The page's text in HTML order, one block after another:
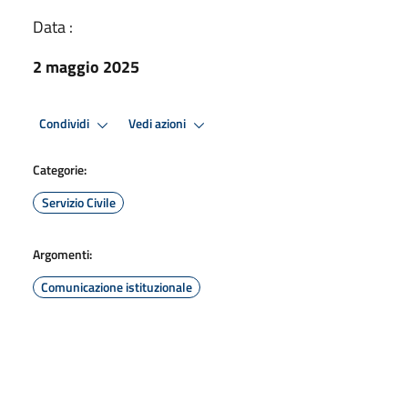
Data :
2 maggio 2025
Condividi Vedi azioni
Categorie:
Servizio Civile
Argomenti:
Comunicazione istituzionale